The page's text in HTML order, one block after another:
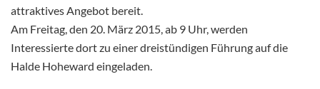
attraktives Angebot bereit.
Am Freitag, den 20. März 2015, ab 9 Uhr, werden
Interessierte dort zu einer dreistündigen Führung auf die
Halde Hoheward eingeladen.